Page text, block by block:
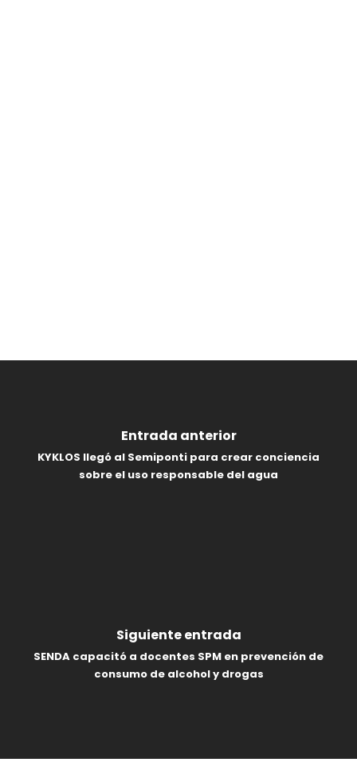
Entrada anterior
KYKLOS llegó al Semiponti para crear conciencia
sobre el uso responsable del agua
Siguiente entrada
SENDA capacitó a docentes SPM en prevención de
consumo de alcohol y drogas